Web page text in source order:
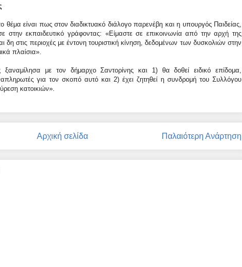
θέμα είναι πως στον διαδικτυακό διάλογο παρενέβη και η υπουργός Παιδείας,
στην εκπαιδευτικό γράφοντας: «Είμαστε σε επικοινωνία από την αρχή της
δη στις περιοχές με έντονη τουριστική κίνηση, δεδομένων των δυσκολιών στην
πλαίσια».
με τον δήμαρχο Σαντορίνης και 1) θα δοθεί ειδικό επίδομα,
για τον σκοπό αυτό και 2) έχει ζητηθεί η συνδρομή του Συλλόγου
κατοικιών».
Παλαιότερη Ανάρτηση
Αρχική σελίδα